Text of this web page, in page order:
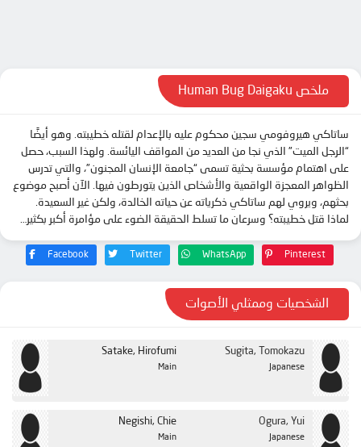
ملخص Human Bug Daigaku
ساتاكي هيروفومي سجين محكوم عليه بالإعدام لقتله خطيبته. وهو أيضًا
“الرجل الميت” الذي نجا من العديد من المواقف اليائسة. ولهذا السبب، حصل
على اهتمام مؤسسة بحثية تسمى “جامعة الإنسان المجنون”، والتي تدرس
الظواهر المعجزة الواقعية والأشخاص الذين يتورطون فيها. الآن أصبح موضوع
بحثهم، ويروي لهم ساتاكي ذكرياته عن حياته الخالدة، ولكن غير السعيدة.
لماذا قتل خطيبته؟ وسرعان ما تسلط الحقيقة الضوء على مؤامرة أكبر بكثير…
Facebook Twitter WhatsApp Pinterest
الشخصيات وممثلي الأصوات
Satake, Hirofumi
Main
Sugita, Tomokazu
Japanese
Negishi, Chie
Main
Ogura, Yui
Japanese